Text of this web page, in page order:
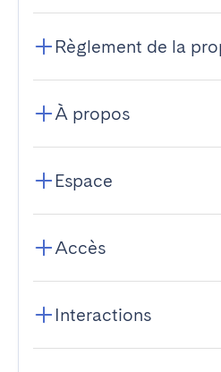
Règlement de la
À propos
Espace
Accès
Interactions